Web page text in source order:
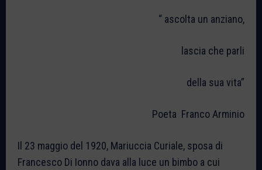
“ ascolta un anziano,
lascia che parli
della sua vita”
Poeta Franco Arminio
Il 23 maggio del 1920, Mariuccia Curiale, sposa di
Francesco Di Ionno dava alla luce un bimbo a cui